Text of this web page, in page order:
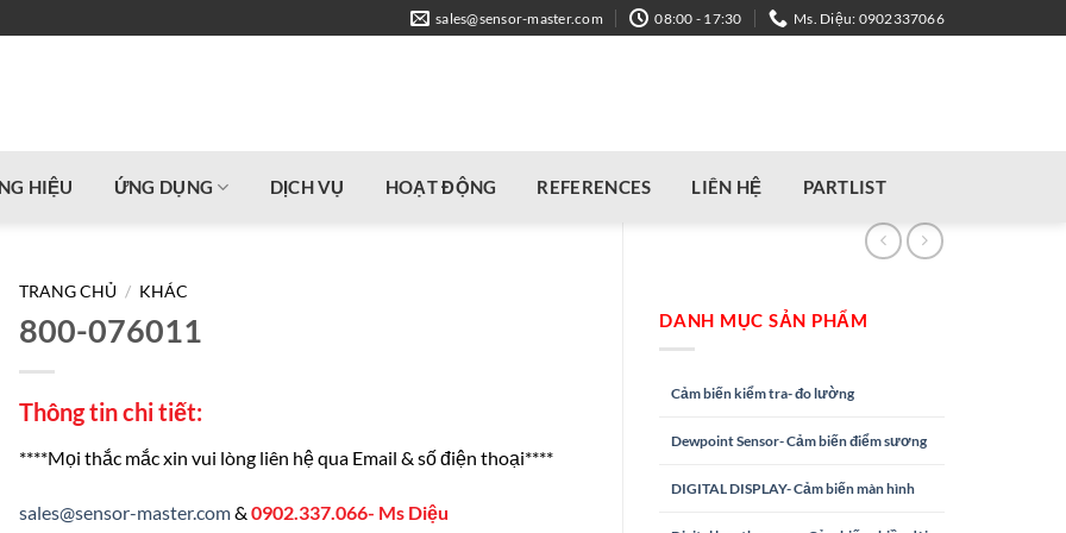
sales@sensor-master.com 08:00 - 17:30 Ms. Diệu: 0902337066
HIỆU ỨNG DỤNG DỊCH VỤ HOẠT ĐỘNG REFERENCES LIÊN HỆ PARTLIST
DANH MỤC SẢN PHẨM
Cảm biến kiểm tra- đo lường
Dewpoint Sensor- Cảm biến điểm sương
DIGITAL DISPLAY- Cảm biến màn hình
TRANG CHỦ / KHÁC
800-076011
Thông tin chi tiết:
****Mọi thắc mắc xin vui lòng liên hệ qua Email & số điện thoại****
sales@sensor-master.com&0902.337.066- Ms Diệu